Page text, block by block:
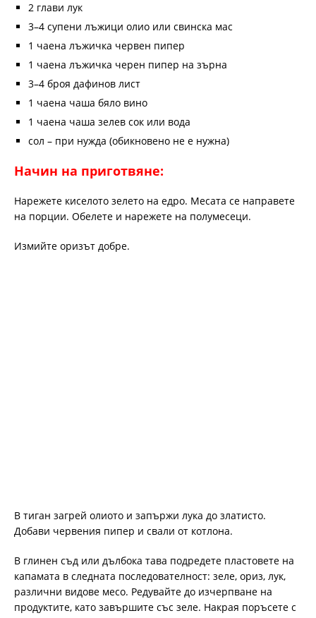
2 глави лук
3–4 супени лъжици олио или свинска мас
1 чаена лъжичка червен пипер
1 чаена лъжичка черен пипер на зърна
3–4 броя дафинов лист
1 чаена чаша бяло вино
1 чаена чаша зелев сок или вода
сол – при нужда (обикновено не е нужна)
Начин на приготвяне:
Нарежете киселото зелето на едро. Месата се направете
на порции. Обелете и нарежете на полумесеци.
Измийте оризът добре.
В тиган загрей олиото и запържи лука до златисто.
Добави червения пипер и свали от котлона.
В глинен съд или дълбока тава подредете пластовете на
капамата в следната последователност: зеле, ориз, лук,
различни видове месо. Редувайте до изчерпване на
продуктите, като завършите със зеле. Накрая поръсете с